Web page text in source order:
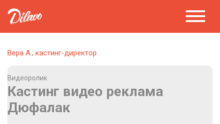
Вера А.; кастинг-директор
Видеоролик
Кастинг видео реклама
Дюфалак